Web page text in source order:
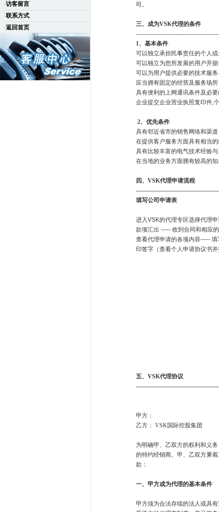
·访客留言
·联系方式
·返回首页
司。
三、成为VSK代理的条件
1、基本条件
可以独立承担民事责任的个人
可以独立为您所发展的用户开
可以为用户提供必要的技术服
应当拥有固定的经营及服务场所
具有便利的上网通讯条件及必
企业提交企业营业执照复印件,
2、优先条件
具有邻近省市的销售网络和渠道
在提供客户服务方面具有相当
具有比较丰富的电气技术经验
在当地的业务方面拥有较高的
四、 VSK代理申请流程
填写公司申请表
进入VSK的代理专区选择代理
款项汇出 ----- 收到合同和相应
查看代理申请的各项内容-----
印签字（查看个人申请协议书
五、 VSK代理协议
甲方：
乙方： VSK国际控股集团
为明确甲、乙双方的权利和义
的特约经销商。甲、乙双方秉
款：
一、甲方成为代理的基本条件
甲方须为合法存续的法人或具